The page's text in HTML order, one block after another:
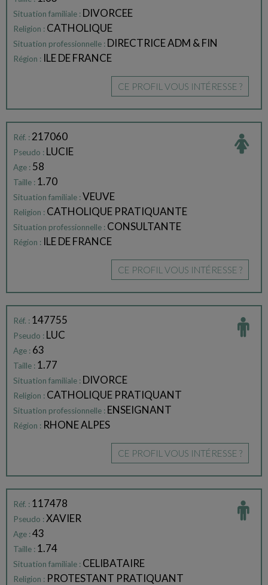
Situation familiale : DIVORCEE
Religion : CATHOLIQUE
Situation professionnelle : DIRECTRICE ADM & FIN
Région : ILE DE FRANCE
CE PROFIL VOUS INTÉRESSE ?
Réf. : 217060
Pseudo : LUCIE
Age : 58
Taille : 1.70
Situation familiale :VEUVE
Religion : CATHOLIQUE PRATIQUANTE
Situation professionnelle : CONSULTANTE
Région : ILE DE FRANCE
CE PROFIL VOUS INTÉRESSE ?
Réf. : 147755
Pseudo : LUC
Age : 63
Taille : 1.77
Situation familiale : DIVORCE
Religion : CATHOLIQUE PRATIQUANT
Situation professionnelle : ENSEIGNANT
Région : RHONE ALPES
CE PROFIL VOUS INTÉRESSE ?
Réf. : 117478
Pseudo :XAVIER
Age :43
Taille : 1.74
Situation familiale : CELIBATAIRE
Religion : PROTESTANT PRATIQUANT